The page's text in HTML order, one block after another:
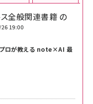
全般関連書籍 の
19:00
プロが教える note×AI 最